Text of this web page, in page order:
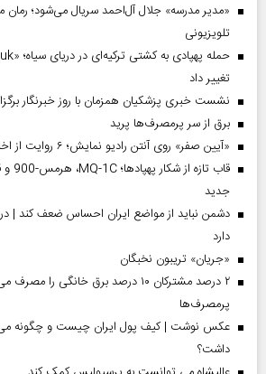
«مدیر مدرسه» جلال آل‌احمد سریال می‌شود؛ رمان
تلویزیونی
تغییر داد
نشست خبری پزشکیان همزمان با روز خبرنگار
برق از سر پرمصرف‌ها پرید
«آیین صفر» روی آنتن رادیو نمایش؛ ۶ روایت از اخلاق و سیره اهل‌بیت(ع)
جدید
دشمن نباید از مواضع ایران احساس ضعف کند |
دارد
«جریان» تریبون نخبگان
۲ درصد مشترکان ۱۰ درصد برق خانگی
پرمصرف‌ها
عکس نوشت | کیف پول ایران چیست و چگونه
داشت؟